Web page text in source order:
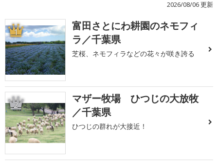
2026/08/06 更新
1
富田さとにわ耕園のネモフィ
ラ／千葉県
芝桜、ネモフィラなどの花々が咲き誇る
2
マザー牧場 ひつじの大放牧
／千葉県
ひつじの群れが大接近！